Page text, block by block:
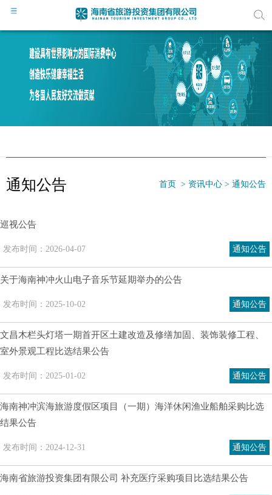
公司简
领导简
创新投
通知公告 首页 > 资讯中心 > 通知公告
巡视公告
发布时间：2026-04-07 通知公告
关于海南神冲火山电子音乐节延期举办的公告
发布时间：2025-10-02 通知公告
文昌木栏头灯塔一期首开区土建改造及修缮加固、装饰装修工程、
室外景观工程比选结果公告
发布时间：2025-01-02 通知公告
海南神冲滨海旅游度假区项目（一期）海洋休闲渔业船舶采购比选
结果公告
发布时间：2024-12-31 通知公告
海南省旅游投资集团有限公司 补充医疗采购项目比选结果公告